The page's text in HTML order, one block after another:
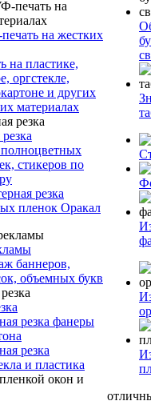
на жестких
на пластике,
оргстекле,
и других
материалах
полноцветных
стикеров по
резка
пленок Оракал
баннеров,
объемных букв
резка фанеры
резка
и пластика